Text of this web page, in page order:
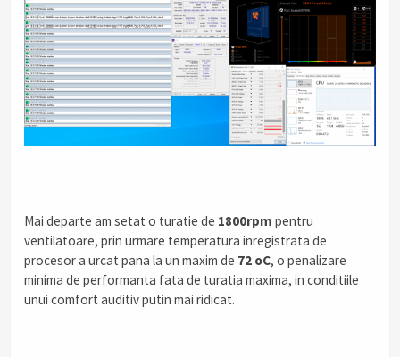
Mai departe am setat o turatie de 1800rpm pentru
ventilatoare, prin urmare temperatura inregistrata de
procesor a urcat pana la un maxim de 72 oC, o penalizare
minima de performanta fata de turatia maxima, in conditiile
unui comfort auditiv putin mai ridicat.